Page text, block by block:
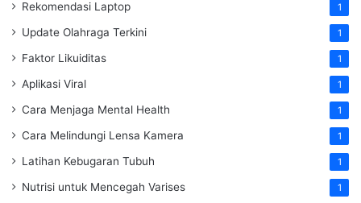
Rekomendasi Laptop 1
Update Olahraga Terkini 1
Faktor Likuiditas 1
Aplikasi Viral 1
Cara Menjaga Mental Health 1
Cara Melindungi Lensa Kamera 1
Latihan Kebugaran Tubuh 1
Nutrisi untuk Mencegah Varises 1